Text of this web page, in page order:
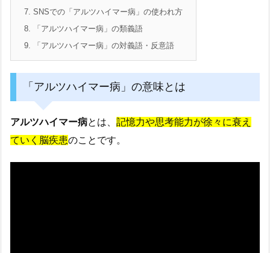
7. SNSでの「アルツハイマー病」の使われ方
8. 「アルツハイマー病」の類義語
9. 「アルツハイマー病」の対義語・反意語
「アルツハイマー病」の意味とは
アルツハイマー病とは、 記憶力や思考能力が徐々に衰え
ていく脳疾患のことです。